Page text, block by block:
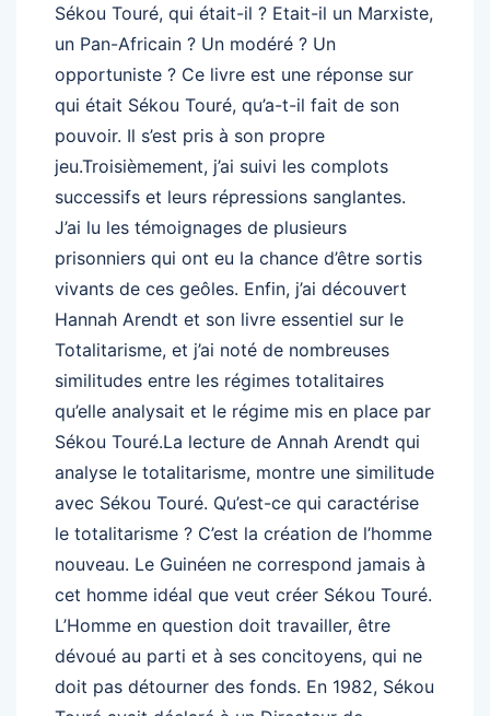
Sékou Touré, qui était-il ? Etait-il un Marxiste,
un Pan-Africain ? Un modéré ? Un
opportuniste ? Ce livre est une réponse sur
qui était Sékou Touré, qu’a-t-il fait de son
pouvoir. Il s’est pris à son propre
jeu.Troisièmement, j’ai suivi les complots
successifs et leurs répressions sanglantes.
J’ai lu les témoignages de plusieurs
prisonniers qui ont eu la chance d’être sortis
vivants de ces geôles. Enfin, j’ai découvert
Hannah Arendt et son livre essentiel sur le
Totalitarisme, et j’ai noté de nombreuses
similitudes entre les régimes totalitaires
qu’elle analysait et le régime mis en place par
Sékou Touré.La lecture de Annah Arendt qui
analyse le totalitarisme, montre une similitude
avec Sékou Touré. Qu’est-ce qui caractérise
le totalitarisme ? C’est la création de l’homme
nouveau. Le Guinéen ne correspond jamais à
cet homme idéal que veut créer Sékou Touré.
L’Homme en question doit travailler, être
dévoué au parti et à ses concitoyens, qui ne
doit pas détourner des fonds. En 1982, Sékou